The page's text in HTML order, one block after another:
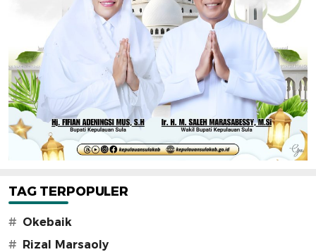
TAG TERPOPULER
# Okebaik
# Rizal Marsaoly